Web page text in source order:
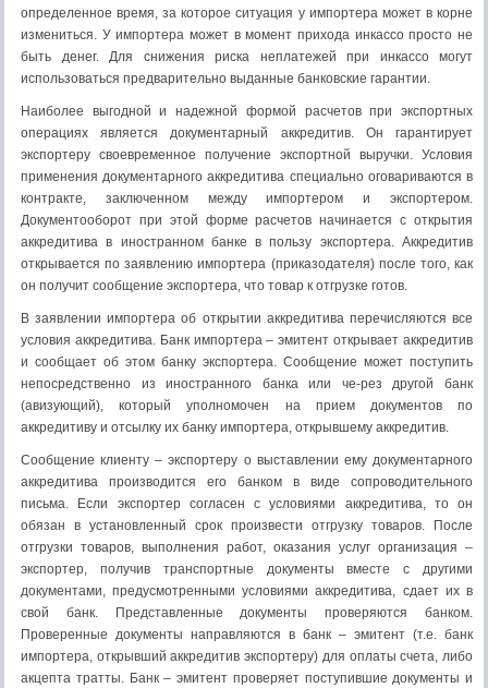
определенное время, за которое ситуация у импортера может в корне
измениться. У импортера может в момент прихода инкассо просто не
быть денег. Для снижения риска неплатежей при инкассо могут
использоваться предварительно выданные банковские гарантии.
Наиболее выгодной и надежной формой расчетов при экспортных
операциях является документарный аккредитив. Он гарантирует
экспортеру своевременное получение экспортной выручки. Условия
применения документарного аккредитива специально оговариваются в
контракте, заключенном между импортером и экспортером.
Документооборот при этой форме расчетов начинается с открытия
аккредитива в иностранном банке в пользу экспортера. Аккредитив
открывается по заявлению импортера (приказодателя) после того, как
он получит сообщение экспортера, что товар к отгрузке готов.
В заявлении импортера об открытии аккредитива перечисляются все
условия аккредитива. Банк импортера – эмитент открывает аккредитив
и сообщает об этом банку экспортера. Сообщение может поступить
непосредственно из иностранного банка или че-рез другой банк
(авизующий), который уполномочен на прием документов по
аккредитиву и отсылку их банку импортера, открывшему аккредитив.
Сообщение клиенту – экспортеру о выставлении ему документарного
аккредитива производится его банком в виде сопроводительного
письма. Если экспортер согласен с условиями аккредитива, то он
обязан в установленный срок произвести отгрузку товаров. После
отгрузки товаров, выполнения работ, оказания услуг организация –
экспортер, получив транспортные документы вместе с другими
документами, предусмотренными условиями аккредитива, сдает их в
свой банк. Представленные документы проверяются банком.
Проверенные документы направляются в банк – эмитент (т.е. банк
импортера, открывший аккредитив экспортеру) для оплаты счета, либо
акцепта тратты. Банк – эмитент проверяет поступившие документы и